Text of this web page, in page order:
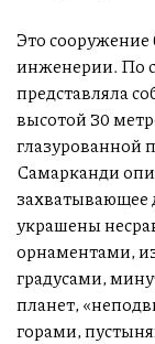
Это
инженерии. По
представляла
высотой 30
глазурованной
Самарканди
захватывающее
украшены
орнаментами,
градусами,
планет,
горами,